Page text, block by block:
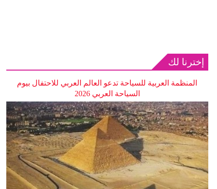
إخترنا لك
المنظمة العربية للسياحة تدعو العالم العربي للاحتفال بيوم
السياحة العربي 2026